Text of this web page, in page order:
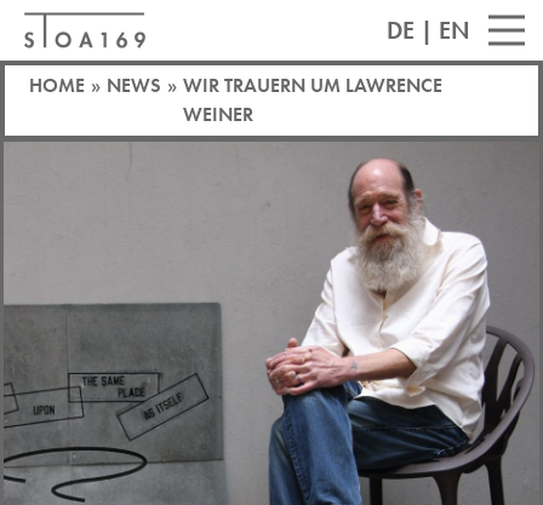
DE | EN
HOME » NEWS » WIR TRAUERN UM LAWRENCE
WEINER